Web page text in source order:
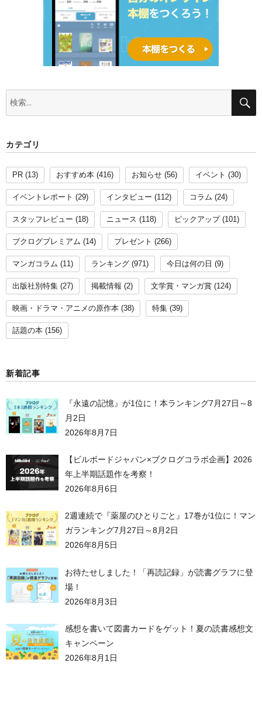
検
カテゴリ
PR (13) おすすめ本 (416) お知らせ (56) イベント (30)
イベントレポート (29) インタビュー (112) コラム (24)
スタッフレビュー (18) ニュース (118) ピックアップ (101)
ブクログプレミアム (14) プレゼント (266)
マンガコラム (11) ランキング (971) 今日は何の日 (9)
出版社別特集 (27) 掲載情報 (2) 文学賞・マンガ賞 (124)
映画・ドラマ・アニメの原作本 (38) 特集 (39)
話題の本 (156)
新着記事
『永遠の記憶』が1位に！本ランキング7月27日～8
月2日
2026年8月7日
【ビルボードジャパン×ブクログコラボ企画】2026
年上半期話題作を考察！
2026年8月6日
2週連続で『薬屋のひとりごと』17巻が1位に！マン
ガランキング7月27日～8月2日
2026年8月5日
お待たせしました！「再読記録」が読書グラフに登
場！
2026年8月3日
感想を書いて図書カードをゲット！夏の読書感想文
キャンペーン
2026年8月1日